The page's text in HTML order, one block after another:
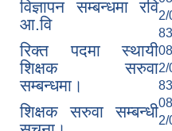
विज्ञापन सम्बन्धमा रवि
आ.वि
2/
83
रिक्त पदमा स्थायी
शिक्षक सरुवा
सम्बन्धमा।
08
2/
83
शिक्षक सरुवा सम्बन्धी08
2/